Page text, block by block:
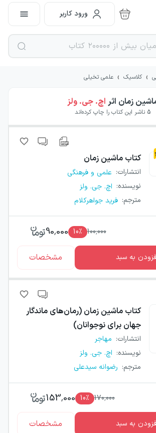
ورود کاربر
› کلاسیک › علمی تخیلی
زمان اثر اچ. جی. ولز
5 ناشر این کتاب را چاپ کرده‌اند
کتاب ماشین زمان
انتشارات: علمی و فرهنگی
نویسنده: اچ. جی. ولز
مترجم: فرید جواهرکلام
100,000
10٪ 90,000
به سبد مشخصات
کتاب ماشین زمان (رمان‌های ماندگار
جهان برای نوجوانان)
انتشارات: مهاجر
نویسنده: اچ. جی. ولز
مترجم: رضوانه سیدعلی
170,000
10٪ 153,000
به سبد مشخصات